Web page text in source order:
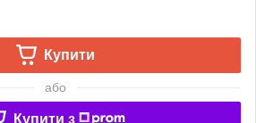
Купити
або
Купити з